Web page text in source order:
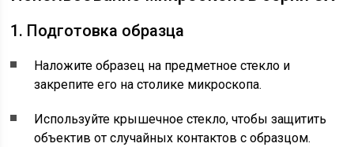
1. Подготовка образца
Наложите образец на предметное стекло и
закрепите его на столике микроскопа.
Используйте крышечное стекло, чтобы защитить
объектив от случайных контактов с образцом.